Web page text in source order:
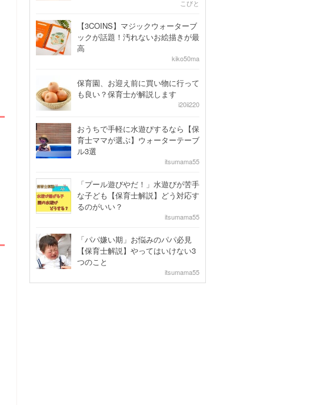
こびと
【3COINS】マジックウォーターブ
ックが話題！汚れないお絵描きが最
高
kiko50ma
保育園、お迎え前に買い物に行って
も良い？保育士が解説します
i20ii220
おうちで手軽に水遊びするなら【保
育士ママが選ぶ】ウォーターテーブ
ル3選
itsumama55
「プール遊びやだ！」水遊びが苦手
な子ども【保育士解説】どう対応す
るのがいい？
itsumama55
「パパ嫌い期」お悩みのパパ必見
【保育士解説】やってはいけない3
つのこと
itsumama55